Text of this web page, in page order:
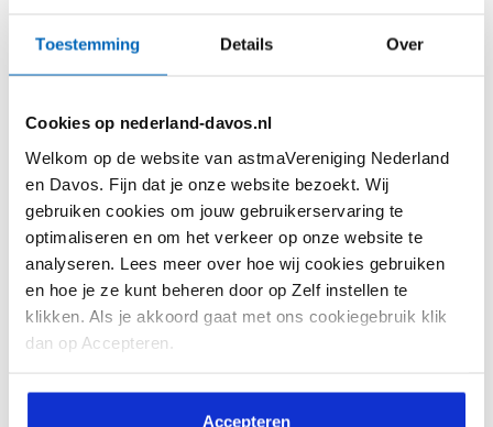
Toestemming Details Over
Cookies op nederland-davos.nl
Welkom op de website van astmaVereniging Nederland
en Davos. Fijn dat je onze website bezoekt. Wij
gebruiken cookies om jouw gebruikerservaring te
optimaliseren en om het verkeer op onze website te
analyseren. Lees meer over hoe wij cookies gebruiken
en hoe je ze kunt beheren door op Zelf instellen te
klikken. Als je akkoord gaat met ons cookiegebruik klik
dan op Accepteren.
Accepteren
Angst voor benauwdheid of een hoestbui